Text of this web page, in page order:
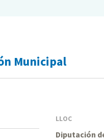
Municipal
LLOC
Diputación